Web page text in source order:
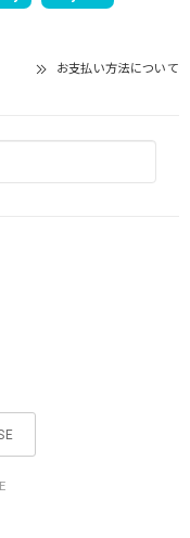
お支払い方法について